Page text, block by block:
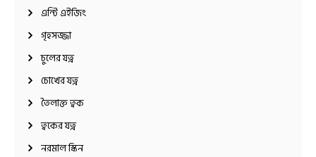
এন্টি এইজিং
গৃহসজ্জা
চুলের যত্ন
চোখের যত্ন
তৈলাক্ত ত্বক
ত্বকের যত্ন
নরমাল স্কিন